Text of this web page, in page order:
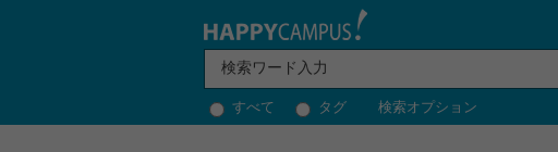
すべて タグ 検索オプション